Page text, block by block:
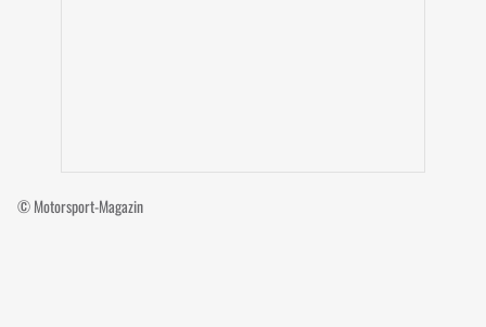
© Motorsport-Magazin